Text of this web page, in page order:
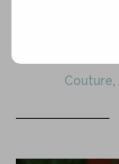
Couture